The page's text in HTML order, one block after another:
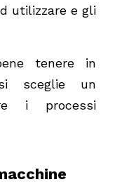
utilizzare e gli
tenere in
si sceglie un
i processi